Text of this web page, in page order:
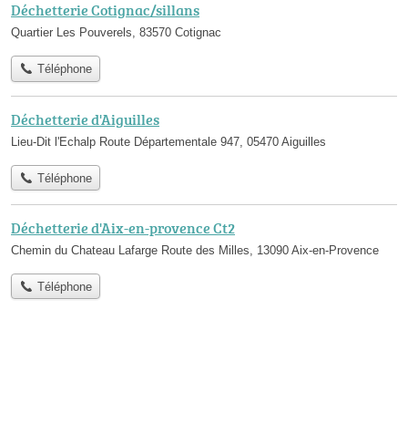
Déchetterie Cotignac/sillans
Quartier Les Pouverels, 83570 Cotignac
Téléphone
Déchetterie d'Aiguilles
Lieu-Dit l'Echalp Route Départementale 947, 05470 Aiguilles
Téléphone
Déchetterie d'Aix-en-provence Ct2
Chemin du Chateau Lafarge Route des Milles, 13090 Aix-en-Provence
Téléphone